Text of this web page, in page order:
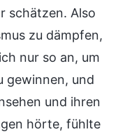
schätzen. Also
zu dämpfen,
nur so an, um
gewinnen, und
und ihren
hörte, fühlte